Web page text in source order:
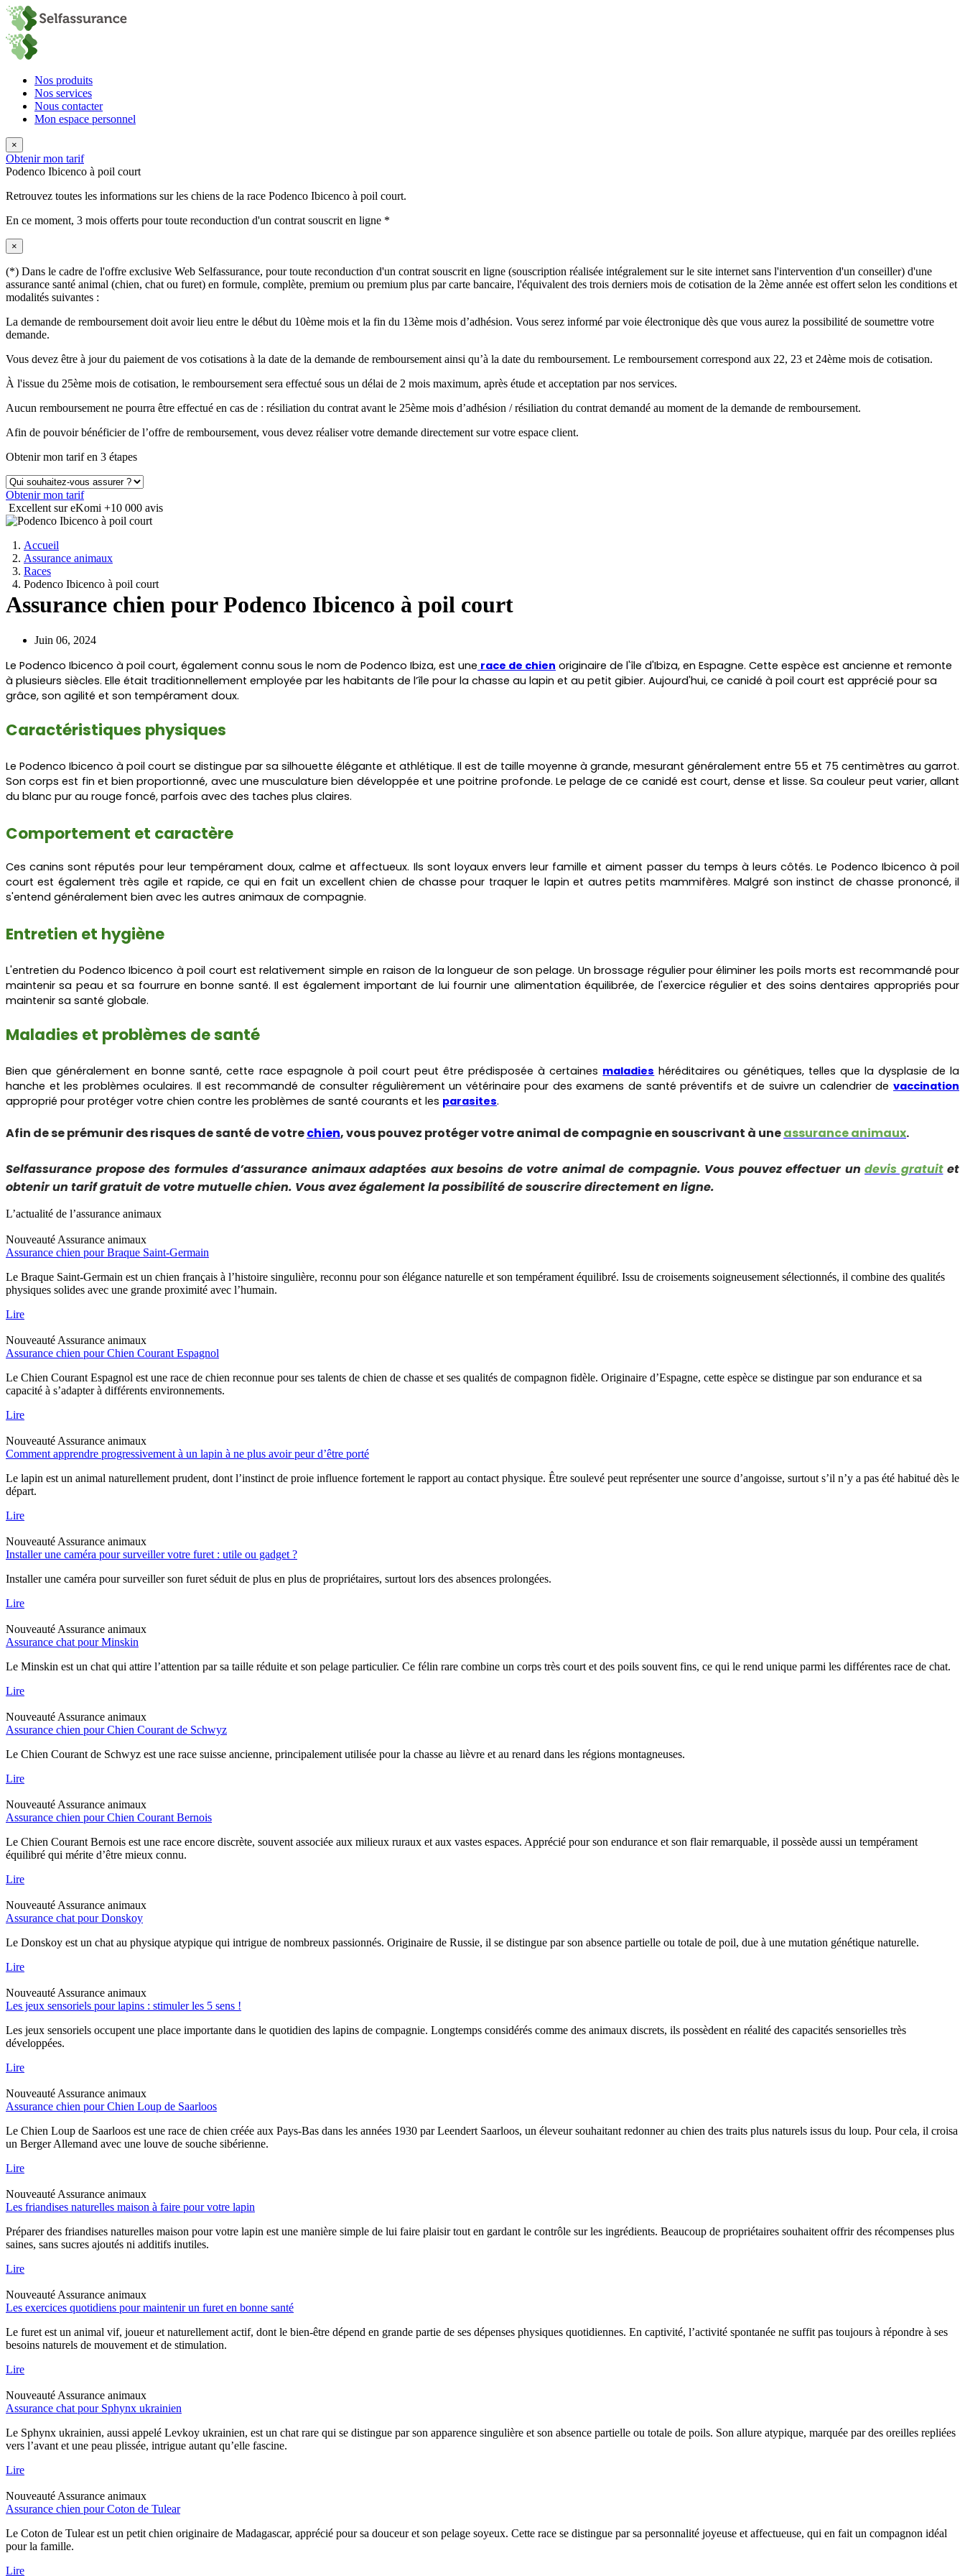
Nos produits
Nos services
Nous contacter
Mon espace personnel
×
Obtenir mon tarif
Podenco Ibicenco à poil court
Retrouvez toutes les informations sur les chiens de la race Podenco Ibicenco à poil court.
En ce moment, 3 mois offerts pour toute reconduction d'un contrat souscrit en ligne *
×
(*) Dans le cadre de l'offre exclusive Web Selfassurance, pour toute reconduction d'un contrat souscrit en ligne (souscription réalisée intégralement sur le site internet sans l'intervention d'un conseiller) d'une
assurance santé animal (chien, chat ou furet) en formule, complète, premium ou premium plus par carte bancaire, l'équivalent des trois derniers mois de cotisation de la 2ème année est offert selon les conditions et
modalités suivantes :
La demande de remboursement doit avoir lieu entre le début du 10ème mois et la fin du 13ème mois d’adhésion. Vous serez informé par voie électronique dès que vous aurez la possibilité de soumettre votre
demande.
Vous devez être à jour du paiement de vos cotisations à la date de la demande de remboursement ainsi qu’à la date du remboursement. Le remboursement correspond aux 22, 23 et 24ème mois de cotisation.
À l'issue du 25ème mois de cotisation, le remboursement sera effectué sous un délai de 2 mois maximum, après étude et acceptation par nos services.
Aucun remboursement ne pourra être effectué en cas de : résiliation du contrat avant le 25ème mois d’adhésion / résiliation du contrat demandé au moment de la demande de remboursement.
Afin de pouvoir bénéficier de l’offre de remboursement, vous devez réaliser votre demande directement sur votre espace client.
Obtenir mon tarif en 3 étapes
Obtenir mon tarif
Excellent sur eKomi +10 000 avis
Accueil
Assurance animaux
Races
Podenco Ibicenco à poil court
Assurance chien pour Podenco Ibicenco à poil court
Juin 06, 2024
Le Podenco Ibicenco à poil court, également connu sous le nom de Podenco Ibiza, est une race de chien originaire de l'île d'Ibiza, en Espagne. Cette espèce est ancienne et remonte
à plusieurs siècles. Elle était traditionnellement employée par les habitants de l’île pour la chasse au lapin et au petit gibier. Aujourd'hui, ce canidé à poil court est apprécié pour sa
grâce, son agilité et son tempérament doux.
Caractéristiques physiques
Le Podenco Ibicenco à poil court se distingue par sa silhouette élégante et athlétique. Il est de taille moyenne à grande, mesurant généralement entre 55 et 75 centimètres au garrot.
Son corps est fin et bien proportionné, avec une musculature bien développée et une poitrine profonde. Le pelage de ce canidé est court, dense et lisse. Sa couleur peut varier, allant
du blanc pur au rouge foncé, parfois avec des taches plus claires.
Comportement et caractère
Ces canins sont réputés pour leur tempérament doux, calme et affectueux. Ils sont loyaux envers leur famille et aiment passer du temps à leurs côtés. Le Podenco Ibicenco à poil
court est également très agile et rapide, ce qui en fait un excellent chien de chasse pour traquer le lapin et autres petits mammifères. Malgré son instinct de chasse prononcé, il
s'entend généralement bien avec les autres animaux de compagnie.
Entretien et hygiène
L'entretien du Podenco Ibicenco à poil court est relativement simple en raison de la longueur de son pelage. Un brossage régulier pour éliminer les poils morts est recommandé pour
maintenir sa peau et sa fourrure en bonne santé. Il est également important de lui fournir une alimentation équilibrée, de l'exercice régulier et des soins dentaires appropriés pour
maintenir sa santé globale.
Maladies et problèmes de santé
Bien que généralement en bonne santé, cette race espagnole à poil court peut être prédisposée à certaines maladies héréditaires ou génétiques, telles que la dysplasie de la
hanche et les problèmes oculaires. Il est recommandé de consulter régulièrement un vétérinaire pour des examens de santé préventifs et de suivre un calendrier de vaccination
approprié pour protéger votre chien contre les problèmes de santé courants et les parasites.
Afin de se prémunir des risques de santé de votrechien, vous pouvez protéger votre animal de compagnie en souscrivant à uneassurance animaux.
Selfassurance propose des formules d’assurance animaux adaptées aux besoins de votre animal de compagnie. Vous pouvez effectuer un devis gratuitet
obtenir un tarif gratuit de votre mutuelle chien. Vous avez également la possibilité de souscrire directement en ligne.
L’actualité de l’assurance animaux
Nouveauté Assurance animaux
Assurance chien pour Braque Saint-Germain
Le Braque Saint-Germain est un chien français à l’histoire singulière, reconnu pour son élégance naturelle et son tempérament équilibré. Issu de croisements soigneusement sélectionnés, il combine des qualités
physiques solides avec une grande proximité avec l’humain.
Lire
Nouveauté Assurance animaux
Assurance chien pour Chien Courant Espagnol
Le Chien Courant Espagnol est une race de chien reconnue pour ses talents de chien de chasse et ses qualités de compagnon fidèle. Originaire d’Espagne, cette espèce se distingue par son endurance et sa
capacité à s’adapter à différents environnements.
Lire
Nouveauté Assurance animaux
Comment apprendre progressivement à un lapin à ne plus avoir peur d’être porté
Le lapin est un animal naturellement prudent, dont l’instinct de proie influence fortement le rapport au contact physique. Être soulevé peut représenter une source d’angoisse, surtout s’il n’y a pas été habitué dès le
départ.
Lire
Nouveauté Assurance animaux
Installer une caméra pour surveiller votre furet : utile ou gadget ?
Installer une caméra pour surveiller son furet séduit de plus en plus de propriétaires, surtout lors des absences prolongées.
Lire
Nouveauté Assurance animaux
Assurance chat pour Minskin
Le Minskin est un chat qui attire l’attention par sa taille réduite et son pelage particulier. Ce félin rare combine un corps très court et des poils souvent fins, ce qui le rend unique parmi les différentes race de chat.
Lire
Nouveauté Assurance animaux
Assurance chien pour Chien Courant de Schwyz
Le Chien Courant de Schwyz est une race suisse ancienne, principalement utilisée pour la chasse au lièvre et au renard dans les régions montagneuses.
Lire
Nouveauté Assurance animaux
Assurance chien pour Chien Courant Bernois
Le Chien Courant Bernois est une race encore discrète, souvent associée aux milieux ruraux et aux vastes espaces. Apprécié pour son endurance et son flair remarquable, il possède aussi un tempérament
équilibré qui mérite d’être mieux connu.
Lire
Nouveauté Assurance animaux
Assurance chat pour Donskoy
Le Donskoy est un chat au physique atypique qui intrigue de nombreux passionnés. Originaire de Russie, il se distingue par son absence partielle ou totale de poil, due à une mutation génétique naturelle.
Lire
Nouveauté Assurance animaux
Les jeux sensoriels pour lapins : stimuler les 5 sens !
Les jeux sensoriels occupent une place importante dans le quotidien des lapins de compagnie. Longtemps considérés comme des animaux discrets, ils possèdent en réalité des capacités sensorielles très
développées.
Lire
Nouveauté Assurance animaux
Assurance chien pour Chien Loup de Saarloos
Le Chien Loup de Saarloos est une race de chien créée aux Pays-Bas dans les années 1930 par Leendert Saarloos, un éleveur souhaitant redonner au chien des traits plus naturels issus du loup. Pour cela, il croisa
un Berger Allemand avec une louve de souche sibérienne.
Lire
Nouveauté Assurance animaux
Les friandises naturelles maison à faire pour votre lapin
Préparer des friandises naturelles maison pour votre lapin est une manière simple de lui faire plaisir tout en gardant le contrôle sur les ingrédients. Beaucoup de propriétaires souhaitent offrir des récompenses plus
saines, sans sucres ajoutés ni additifs inutiles.
Lire
Nouveauté Assurance animaux
Les exercices quotidiens pour maintenir un furet en bonne santé
Le furet est un animal vif, joueur et naturellement actif, dont le bien-être dépend en grande partie de ses dépenses physiques quotidiennes. En captivité, l’activité spontanée ne suffit pas toujours à répondre à ses
besoins naturels de mouvement et de stimulation.
Lire
Nouveauté Assurance animaux
Assurance chat pour Sphynx ukrainien
Le Sphynx ukrainien, aussi appelé Levkoy ukrainien, est un chat rare qui se distingue par son apparence singulière et son absence partielle ou totale de poils. Son allure atypique, marquée par des oreilles repliées
vers l’avant et une peau plissée, intrigue autant qu’elle fascine.
Lire
Nouveauté Assurance animaux
Assurance chien pour Coton de Tulear
Le Coton de Tulear est un petit chien originaire de Madagascar, apprécié pour sa douceur et son pelage soyeux. Cette race se distingue par sa personnalité joyeuse et affectueuse, qui en fait un compagnon idéal
pour la famille.
Lire